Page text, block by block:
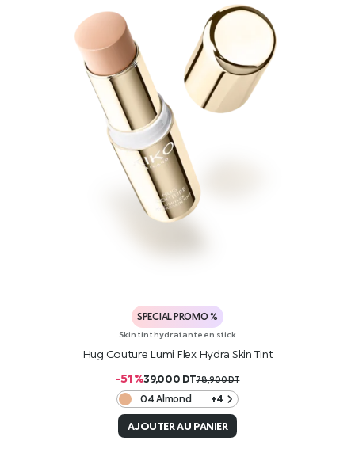
SPECIAL PROMO %
Skin tint hydratante en stick
Hug Couture Lumi Flex Hydra Skin Tint
-51 %39,000 DT78,900DT
04 Almond +4
AJOUTER AU PANIER